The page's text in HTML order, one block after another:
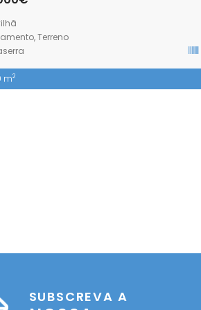
,Terreno
m2
SUBSCREVA A